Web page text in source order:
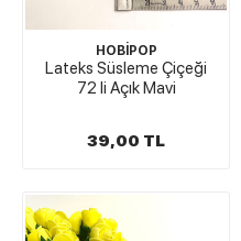
HOBİPOP
Lateks Süsleme Çiçeği
72 li Açık Mavi
39,00 TL